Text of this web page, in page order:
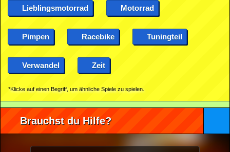
Lieblingsmotorrad Motorrad
Pimpen Racebike Tuningteil
Verwandel Zeit
*Klicke auf einen Begriff, um ähnliche Spiele zu spielen.
Brauchst du Hilfe?